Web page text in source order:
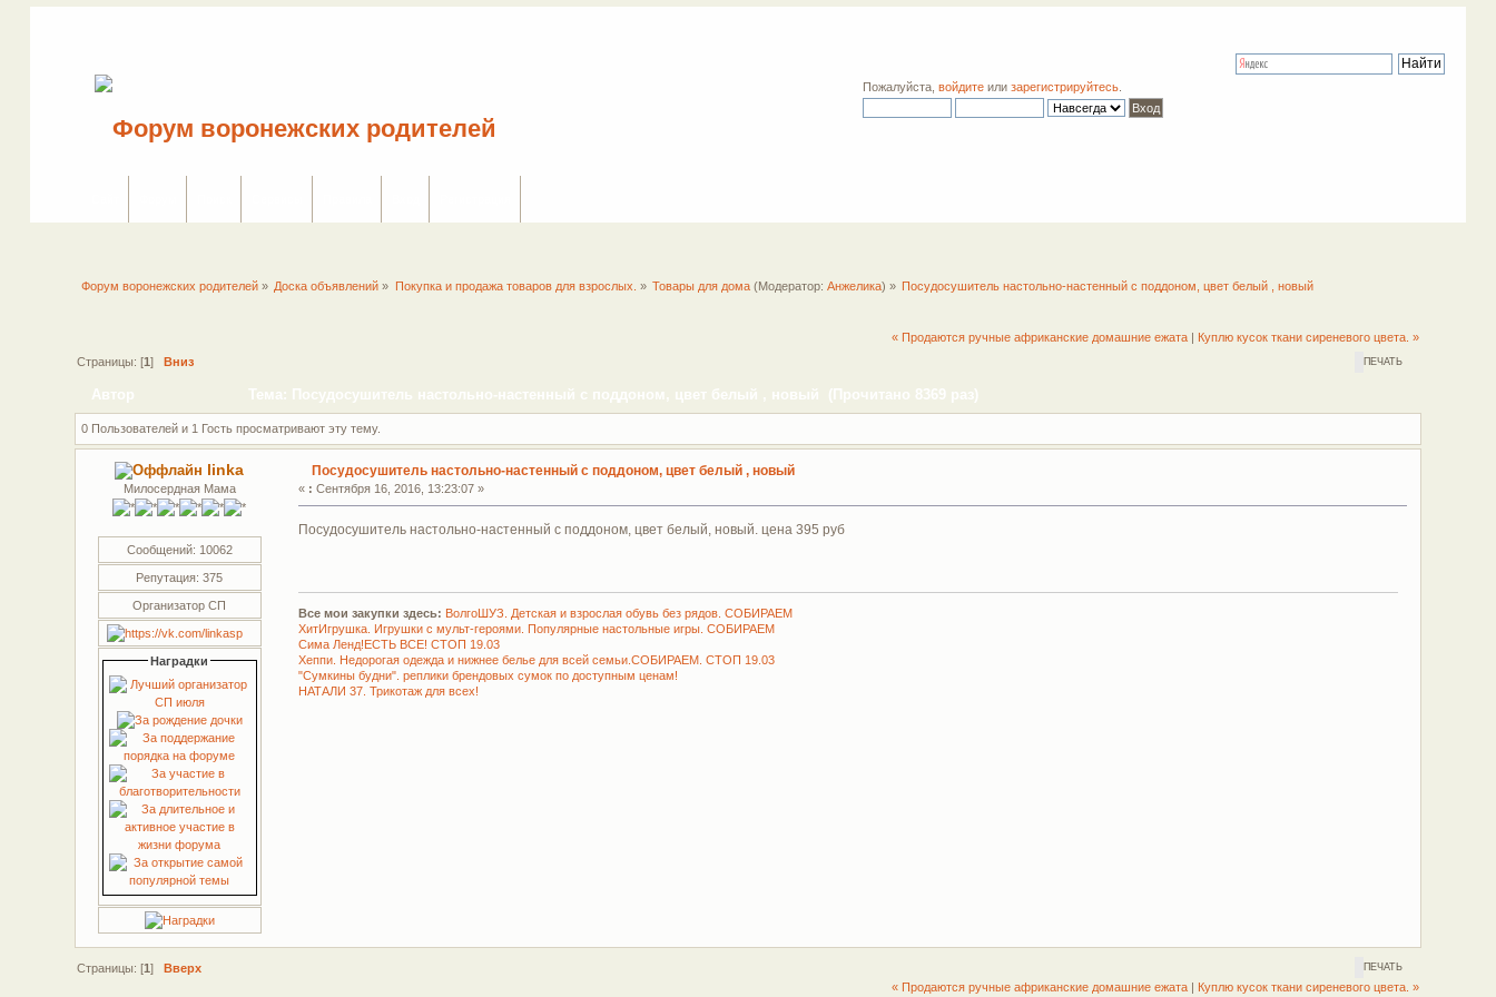
Пожалуйста,войдите илизарегистрируйтесь
Форум воронежских родителей » Доска объявлений » Покупка и продажа товаров для взрослых. » Товары для дома (Модератор:Анжелика) » Посудосушитель настольно-настенный с поддоном, цвет белый , новый
« Продаются ручные африканские домашние ежата| Куплю кусок ткани сиреневого цвета. »
ПЕЧАТЬ
Страницы: [1] Вниз
Автор Тема: Посудосушитель настольно-настенный с поддоном, цвет белый , новый (Прочитано 8369 раз)
0 Пользователей и 1 Гость просматривают эту тему.
linka
Милосердная Мама
Сообщений: 10062
Репутация: 375
Организатор СП
Наградки
Посудосушитель настольно-настенный с поддоном, цвет белый , новый
« : Сентября 16, 2016, 13:23:07 »
Посудосушитель настольно-настенный с поддоном, цвет белый, новый. цена 395 руб
Все мои закупки здесь: ВолгоШУЗ. Детская и взрослая обувь без рядов. СОБИРАЕМ
ХитИгрушка. Игрушки с мульт-героями. Популярные настольные игры. СОБИРАЕМ
Сима Ленд!ЕСТЬ ВСЕ! СТОП 19.03
Хеппи. Недорогая одежда и нижнее белье для всей семьи.СОБИРАЕМ. СТОП 19.03
"Сумкины будни". реплики брендовых сумок по доступным ценам!
НАТАЛИ 37. Трикотаж для всех!
ПЕЧАТЬ
Страницы: [1]Вверх
« Продаются ручные африканские домашние ежата| Куплю кусок ткани сиреневого цвета. »